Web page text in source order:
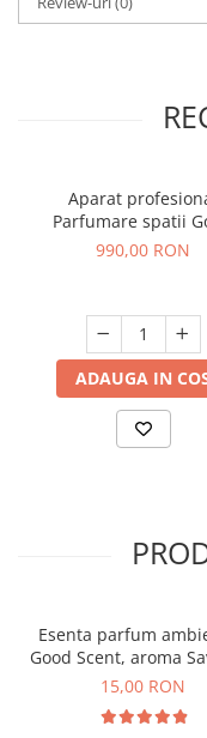
Aparat
Parfumare spatii
Scent GS1500
990,00 RON
ADAUGA IN
Esenta parfum
Good Scent, aroma
10 g
15,00 RON